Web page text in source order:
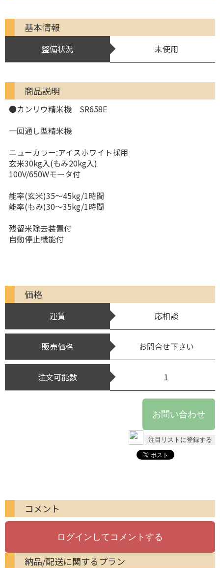
基本情報
整備状況 未使用
商品説明
●カンリウ精米機 SR658E
一回通し型精米機
ニューカラー:アイスホワイト採用
玄米30kg入(もみ20kg入)
100V/650Wモータ付
能率(玄米)35〜45kg/1時間
能率(もみ)30〜35kg/1時間
残留米除去装置付
自動停止機能付
価格
運賃 応相談
販売価格 お問合せ下さい
注文可能数 1
コメント
納品/配送に関するプラン